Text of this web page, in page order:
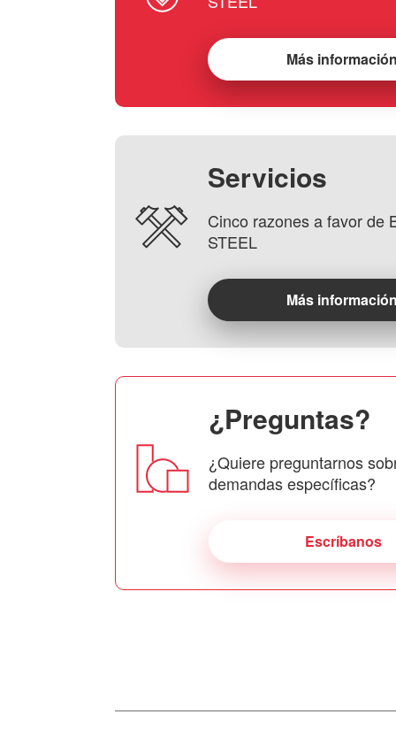
Más
Servicios
Cinco razones a favor de
STEEL
Más
¿Preguntas?
¿Quiere preguntarnos
demandas específicas?
Escríbanos